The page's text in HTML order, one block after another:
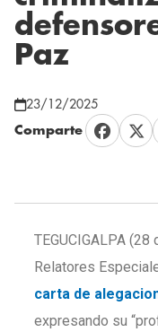
Paz
23/12/2025
Comparte
TEGUCIGALPA
Relatores
carta de
expresando su